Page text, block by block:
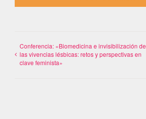
Conferencia: «Biomedicina e invisibilización de
las vivencias lésbicas: retos y perspectivas en
clave feminista»